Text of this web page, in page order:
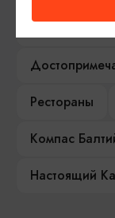
Рестораны
Компас
Настоящий